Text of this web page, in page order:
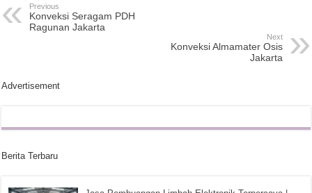
Previous
Konveksi Seragam PDH
Ragunan Jakarta
Next
Konveksi Almamater Osis
Jakarta
Advertisement
Berita Terbaru